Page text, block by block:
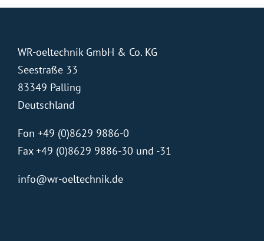
WR-oeltechnik GmbH & Co. KG
Seestraße 33
83349 Palling
Deutschland
Fon +49 (0)8629 9886-0
Fax +49 (0)8629 9886-30 und -31
info@wr-oeltechnik.de